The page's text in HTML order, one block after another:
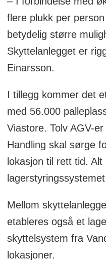
flere plukk per
betydelig større
Skyttelanlegget er
Einarsson.
I tillegg kommer det
med 56.000
Viastore. Tolv AGV-
Handling skal sørge
lokasjon til rett tid.
Mellom
etableres også et
skyttelsystem fra
lokasjoner.